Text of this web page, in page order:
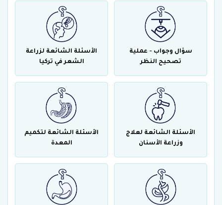
سؤال وجواب - عملية
تصحيح النظر
الأسئلة الشائعة لزراعة
الشعر في تركيا
الأسئلة الشائعة لعلاج
وزراعة الأسنان
الأسئلة الشائعة لتكميم
المعدة